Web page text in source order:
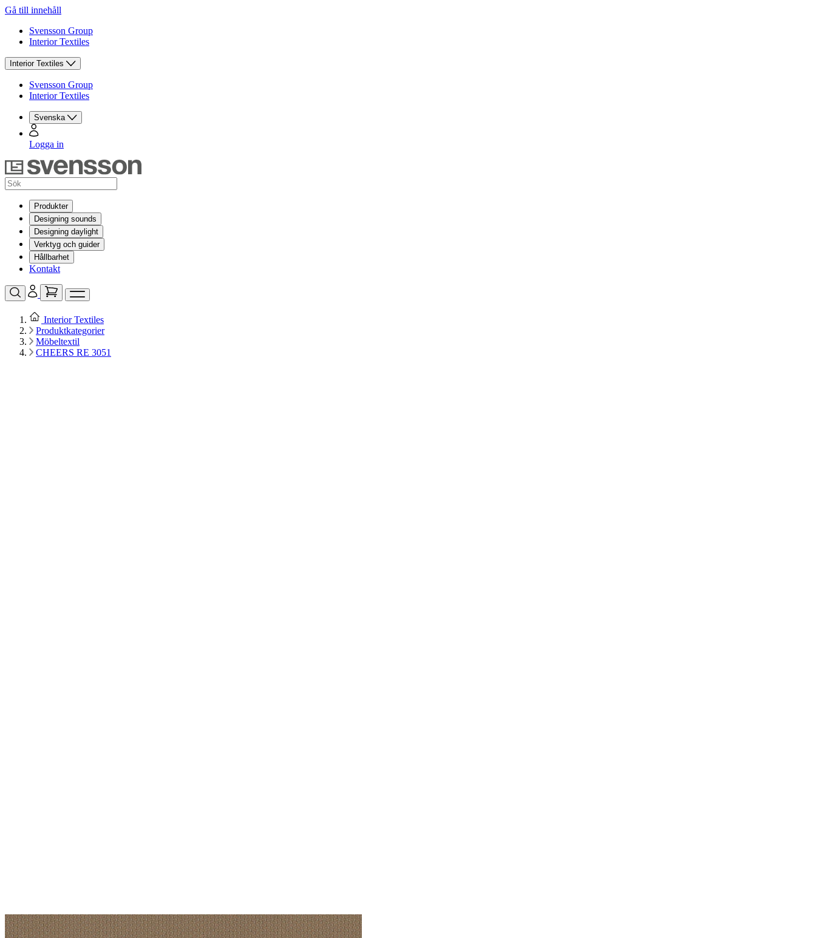
Gå till innehåll
Svensson Group
Interior Textiles
Interior Textiles
Svensson Group
Interior Textiles
Svenska
Logga in
Produkter
Designing sounds
Designing daylight
Verktyg och guider
Hållbarhet
Kontakt
Interior Textiles
Produktkategorier
Möbeltextil
CHEERS RE 3051